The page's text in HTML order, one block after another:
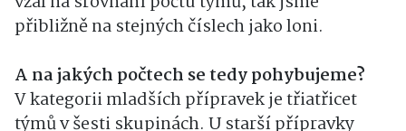
přibližně na stejných číslech jako loni.
A na jakých počtech se tedy pohybujeme?
V kategorii mladších přípravek je třiatřicet
týmů v šesti skupinách. U starší přípravky